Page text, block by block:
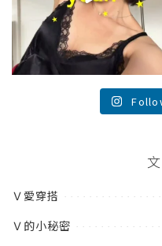
Ｖ愛穿搭
Ｖ的小秘密